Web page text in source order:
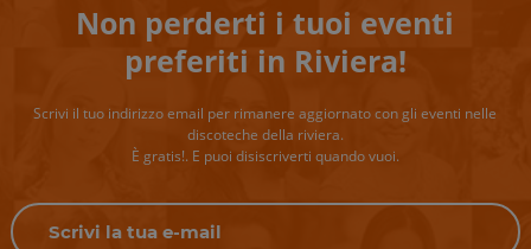
Non perderti i tuoi eventi
preferiti in Riviera!
Scrivi il tuo indirizzo email per rimanere aggiornato con gli eventi nelle
discoteche della riviera.
È gratis!. E puoi disiscriverti quando vuoi.